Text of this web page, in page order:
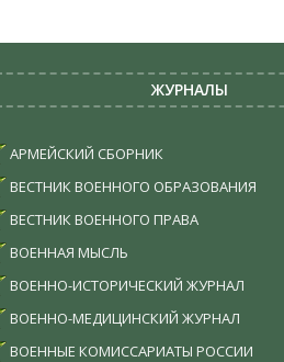
ЖУРНАЛЫ
АРМЕЙСКИЙ СБОРНИК
ВЕСТНИК ВОЕННОГО ОБРАЗОВАНИЯ
ВЕСТНИК ВОЕННОГО ПРАВА
ВОЕННАЯ МЫСЛЬ
ВОЕННО-ИСТОРИЧЕСКИЙ ЖУРНАЛ
ВОЕННО-МЕДИЦИНСКИЙ ЖУРНАЛ
ВОЕННЫЕ КОМИССАРИАТЫ РОССИИ